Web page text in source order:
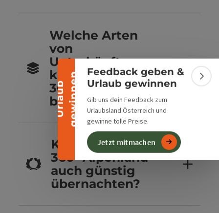
U
r
l
a
u
b
g
e
w
i
n
n
en
Banner einklappen
Feedback geben &
Urlaub gewinnen
Gib uns dein Feedback zum
Urlaubsland Österreich und
gewinne tolle Preise.
Jetzt mitmachen
Welche Arten
von
Unterkünften
kannst du im
360° Alpenland
buchen?
Kannst du im
360° Alpenland
auch günstig
übernachten?